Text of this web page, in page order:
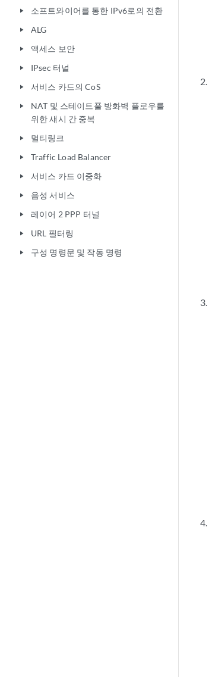
play_arrow 소프트와이어를 통한 IPv6로의 전환
play_arrow ALG
play_arrow 액세스 보안
play_arrow IPsec 터널
play_arrow 서비스 카드의 CoS
play_arrow
NAT 및 스테이트풀 방화벽 플로우를
위한 섀시 간 중복
play_arrow 멀티링크
play_arrow Traffic Load Balancer
play_arrow 서비스 카드 이중화
play_arrow 음성 서비스
play_arrow 레이어 2 PPP 터널
play_arrow URL 필터링
play_arrow 구성 명령문 및 작동 명령